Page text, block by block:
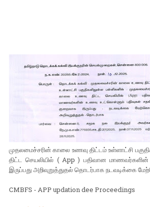
முதலமைச்சரின் காலை உணவு திட்டம் உள்ளாட்சி
திட்ட செயலியில் ( App ) பதிவான
இருப்பது அறிவுறுத்துதல் தொடர்பாக நடவடிக்கை
CMBFS - APP updation dee Proceedings